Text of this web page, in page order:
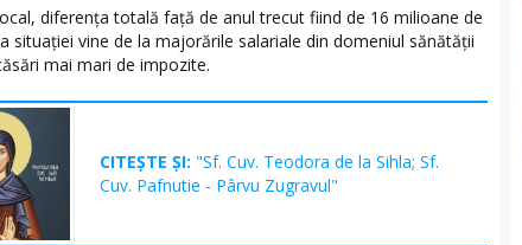
diferenţa totală faţă de anul trecut fiind de 16 milioane de
situaţiei vine de la majorările salariale din domeniul sănătăţii
mai mari de impozite.
CITEȘTE ȘI: "Sf. Cuv. Teodora de la Sihla; Sf.
Cuv. Pafnutie - Pârvu Zugravul"